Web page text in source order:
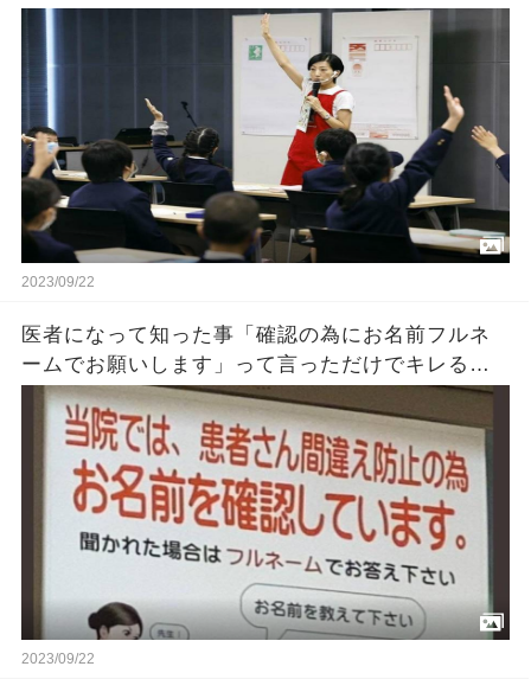
にトレンド入り
2023/09/22
医者になって知った事「確認の為にお名前フルネ
ームでお願いします」って言っただけでキレる人
がいる→確認には理由があるんです
2023/09/22